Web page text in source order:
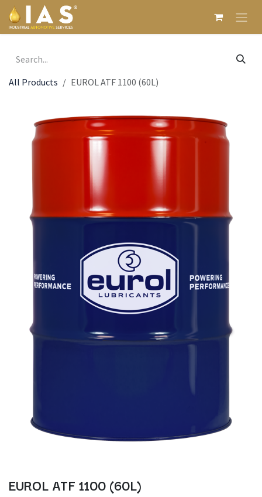
Skip to Content
All Products EUROL ATF 1100 (60L)
EUROL ATF 1100 (60L)